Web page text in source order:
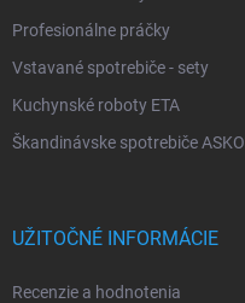
Profesionálne práčky
Vstavané spotrebiče - sety
Kuchynské roboty ETA
Škandinávske spotrebiče ASKO
UŽITOČNÉ INFORMÁCIE
Recenzie a hodnotenia